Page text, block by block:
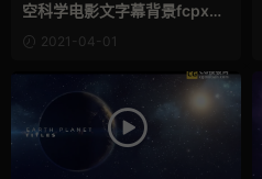
空科学电影文字幕背景fcpx插
件 Starfield
2021-04-01